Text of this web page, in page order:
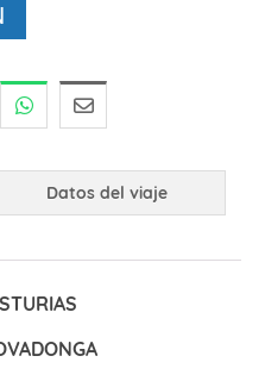
Datos del viaje